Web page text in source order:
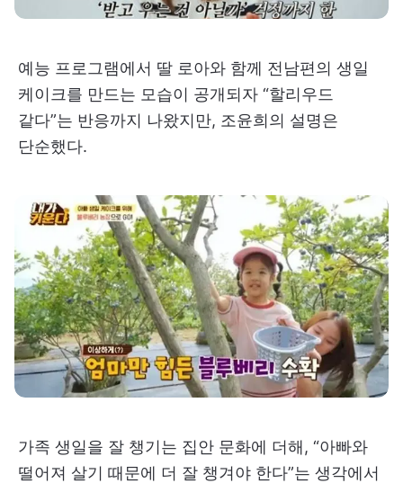
예능 프로그램에서 딸 로아와 함께 전남편의 생일
케이크를 만드는 모습이 공개되자 “할리우드
같다”는 반응까지 나왔지만, 조윤희의 설명은
단순했다.
가족 생일을 잘 챙기는 집안 문화에 더해, “아빠와
떨어져 살기 때문에 더 잘 챙겨야 한다”는 생각에서